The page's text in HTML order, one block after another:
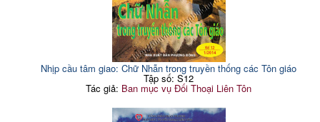
Nhịp cầu tâm giao: Chữ Nhẫn trong truyền thống các Tôn giáo
Tập số: S12
Tác giả: Ban mục vụ Đối Thoại Liên Tôn